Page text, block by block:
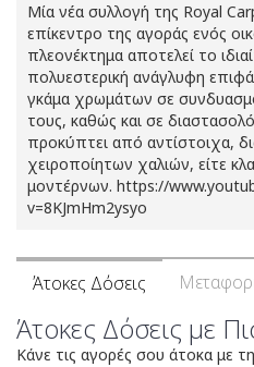
Μία νέα συλλογή της Royal
επίκεντρο της αγοράς ενός
πλεονέκτημα αποτελεί το
πολυεστερική ανάγλυφη
γκάμα χρωμάτων σε
τους, καθώς και σε
προκύπτει από αντίστοιχα,
χειροποίητων χαλιών, είτε
μοντέρνων. https://
v=8KJmHm2ysyo
Άτοκες Δόσεις
Άτοκες Δόσεις με
Κάνε τις αγορές σου άτοκα με